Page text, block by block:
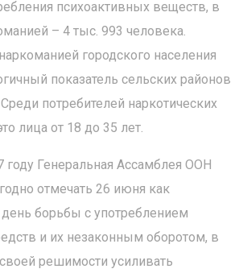
психоактивных веществ, в
– 4 тыс. 993 человека.
городского населения
показатель сельских районов
потребителей наркотических
лица от 18 до 35 лет.
Генеральная Ассамблея ООН
отмечать 26 июня как
борьбы с употреблением
и их незаконным оборотом, в
решимости усиливать